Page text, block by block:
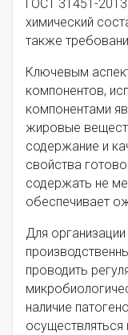
ГОСТ 31451-
химический
также
Ключевым
компонентов,
компонентами
жировые
содержание и
свойства
содержать не
обеспечивает
Для
проводить
наличие
осуществляться